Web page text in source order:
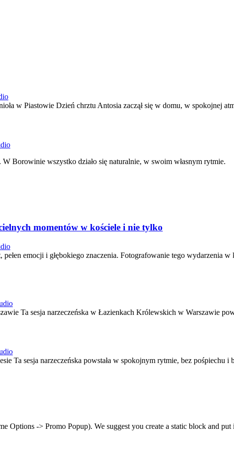
w Piastowie Dzień chrztu Antosia zaczął się w domu, w spokojnej
Borowinie wszystko działo się naturalnie, w swoim własnym rytmie.
momentów w kościele i nie tylko
emocji i głębokiego znaczenia. Fotografowanie tego wydarzenia
Ta sesja narzeczeńska w Łazienkach Królewskich w Warszawie
Ta sesja narzeczeńska powstała w spokojnym rytmie, bez pośpiechu
Options -> Promo Popup). We suggest you create a static block and put